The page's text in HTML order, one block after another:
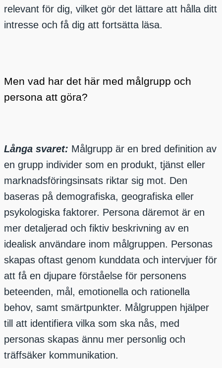
relevant för dig, vilket gör det lättare att hålla ditt
intresse och få dig att fortsätta läsa.
Men vad har det här med målgrupp och
persona att göra?
Långa svaret: Målgrupp är en bred definition av
en grupp individer som en produkt, tjänst eller
marknadsföringsinsats riktar sig mot. Den
baseras på demografiska, geografiska eller
psykologiska faktorer. Persona däremot är en
mer detaljerad och fiktiv beskrivning av en
idealisk användare inom målgruppen. Personas
skapas oftast genom kunddata och intervjuer för
att få en djupare förståelse för personens
beteenden, mål, emotionella och rationella
behov, samt smärtpunkter. Målgruppen hjälper
till att identifiera vilka som ska nås, med
personas skapas ännu mer personlig och
träffsäker kommunikation.